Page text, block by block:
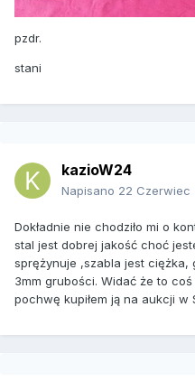
pzdr.
stani
kazioW24
Napisano 22 Czerwiec
Dokładnie nie chodziło mi o
stal jest dobrej jakość choć
sprężynuje ,szabla jest ciężka,
3mm grubości. Widać że to
pochwę kupiłem ją na aukcji w